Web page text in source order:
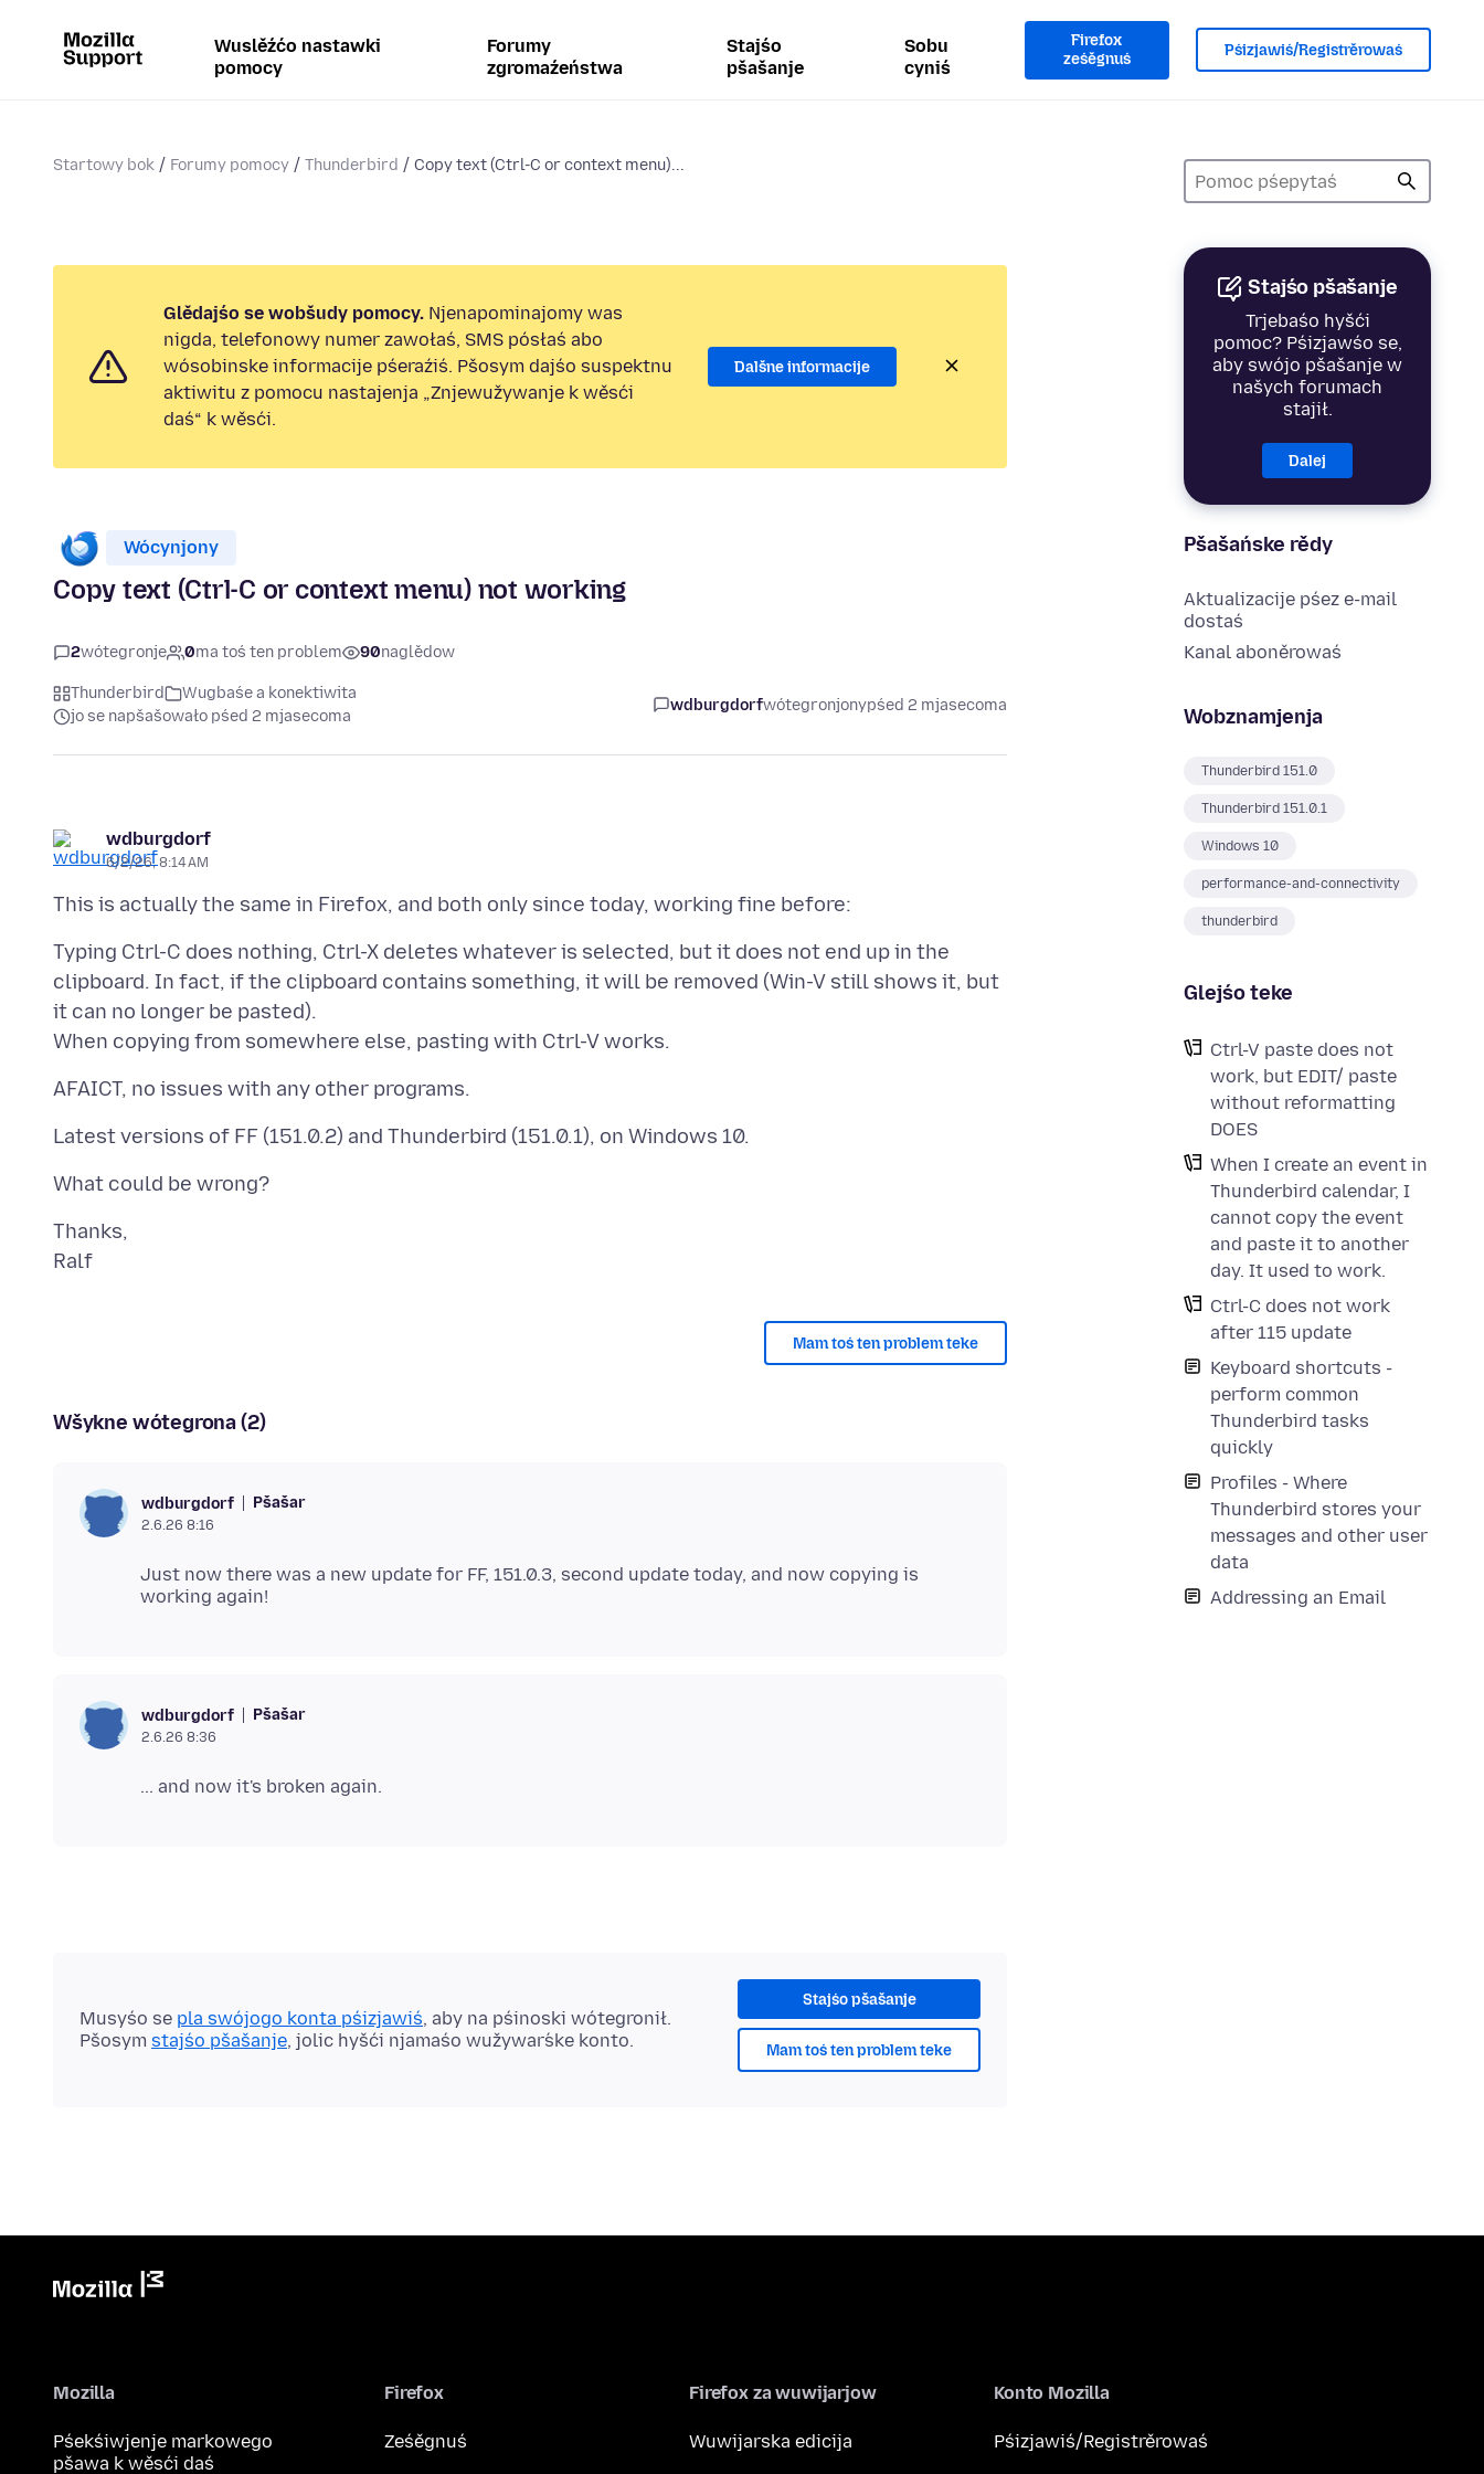
Wuslěźćo nastawki
pomocy
Forumy
zgromaźeństwa
Stajśo
pšašanje
Sobu
cyniś
Firefox
ześěgnuś
Pśizjawiś/Registrěrowaś
Startowy bok Forumy pomocy Thunderbird Copy text (Ctrl-C or context menu)...
Stajśo pšašanje
Trjebaśo hyšći
pomoc? Pśizjawśo se,
aby swójo pšašanje w
našych forumach
stajił.
Dalej
Pšašańske rědy
Aktualizacije pśez e-mail
dostaś
Kanal aboněrowaś
Wobznamjenja
Thunderbird 151.0
Thunderbird 151.0.1
Windows 10
performance-and-connectivity
thunderbird
Glejśo teke
Ctrl-V paste does not
work, but EDIT/ paste
without reformatting
DOES
When I create an event in
Thunderbird calendar, I
cannot copy the event
and paste it to another
day. It used to work.
Ctrl-C does not work
after 115 update
Keyboard shortcuts -
perform common
Thunderbird tasks
quickly
Profiles - Where
Thunderbird stores your
messages and other user
data
Addressing an Email
Glědajśo se wobšudy pomocy. Njenapominajomy was
nigda, telefonowy numer zawołaś, SMS pósłaś abo
wósobinske informacije pśeraźiś. Pšosym dajśo suspektnu
aktiwitu z pomocu nastajenja „Znjewužywanje k wěsći
daś“ k wěsći.
Dalšne informacije
Wócynjony
Copy text (Ctrl-C or context menu) not working
2wótegronje 0ma toś ten problem 90naglědow
Thunderbird
Wugbaśe a konektiwita
jo se napšašowało pśed 2 mjasecoma
wdburgdorfwótegronjonypśed 2 mjasecoma
wdburgdorf
6/2/26, 8:14 AM
Typing Ctrl-C does nothing, Ctrl-X deletes whatever is selected, but it does not end up in the
clipboard. In fact, if the clipboard contains something, it will be removed (Win-V still shows it, but
it can no longer be pasted).
Thanks,
Mam toś ten problem teke
Wšykne wótegrona (2)
wdburgdorf Pšašaŕ
2.6.26 8:16
Just now there was a new update for FF, 151.0.3, second update today, and now copying is
wdburgdorf Pšašaŕ
2.6.26 8:36
Stajśo pšašanje
Mam toś ten problem teke
Musyśo se pla swójogo konta pśizjawiś, aby na pśinoski wótegronił.
Pšosym stajśo pšašanje, jolic hyšći njamaśo wužywaŕske konto.
Mozilla
Pśekśiwjenje markowego
pšawa k wěsći daś
Firefox
Ześěgnuś
Firefox za wuwijarjow
Wuwijarska edicija
Konto Mozilla
Pśizjawiś/Registrěrowaś